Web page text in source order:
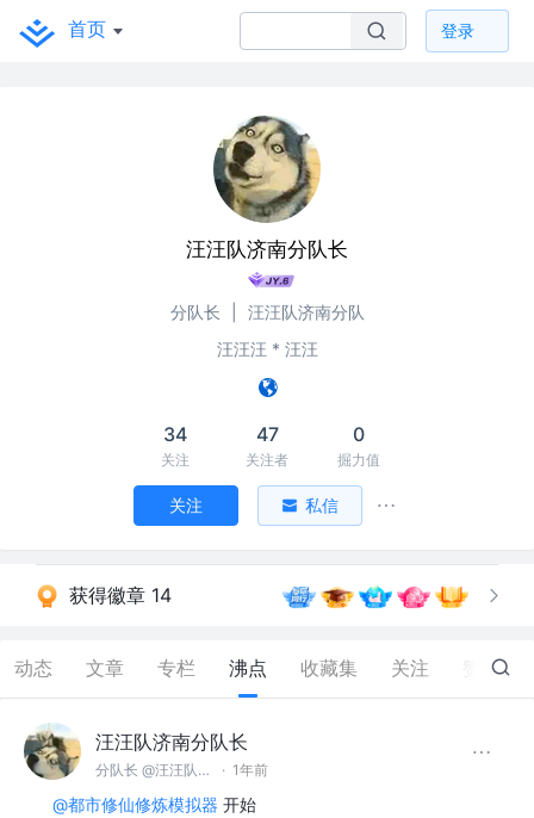
首页 登录
汪汪队济南分队长
分队长
汪汪队济南分队
汪汪汪 * 汪汪
34
关注
47
关注者
0
掘力值
关注 私信
获得徽章 14
动态 文章 专栏 沸点 收藏集 关注 143
汪汪队济南分队长
分队长 @汪汪队济南分队 · 1年前
@都市修仙修炼模拟器 开始